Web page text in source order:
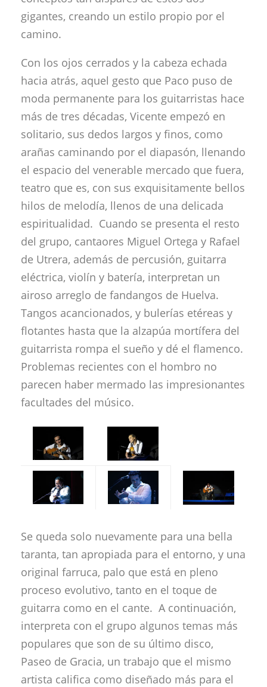
gigantes, creando un estilo propio por el
camino.
Con los ojos cerrados y la cabeza echada
hacia atrás, aquel gesto que Paco puso de
moda permanente para los guitarristas hace
más de tres décadas, Vicente empezó en
solitario, sus dedos largos y finos, como
arañas caminando por el diapasón, llenando
el espacio del venerable mercado que fuera,
teatro que es, con sus exquisitamente bellos
hilos de melodía, llenos de una delicada
espiritualidad. Cuando se presenta el resto
del grupo, cantaores Miguel Ortega y Rafael
de Utrera, además de percusión, guitarra
eléctrica, violín y batería, interpretan un
airoso arreglo de fandangos de Huelva.
Tangos acancionados, y bulerías etéreas y
flotantes hasta que la alzapúa mortífera del
guitarrista rompa el sueño y dé el flamenco.
Problemas recientes con el hombro no
parecen haber mermado las impresionantes
facultades del músico.
Se queda solo nuevamente para una bella
taranta, tan apropiada para el entorno, y una
original farruca, palo que está en pleno
proceso evolutivo, tanto en el toque de
guitarra como en el cante. A continuación,
interpreta con el grupo algunos temas más
populares que son de su último disco,
Paseo de Gracia, un trabajo que el mismo
artista califica como diseñado más para el